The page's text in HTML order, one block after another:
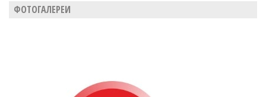
ФОТОГАЛЕРЕИ